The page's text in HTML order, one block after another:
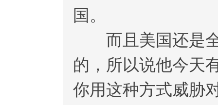
国。
而且美国还是全
的，所以说他今天
你用这种方式威胁